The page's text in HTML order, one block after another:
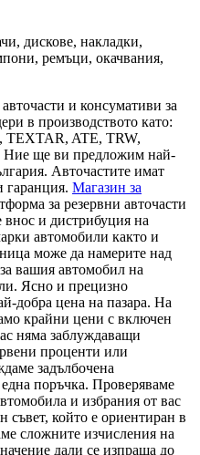
дискове, накладки,
ремъци, окачвания,
и консумативи за
в производството като:
ATE, TRW,
ще ви предложим най-
Авточастите имат
гаранция. Магазин за
за резервни авточасти
внос и дистрибуция на
автомобили както и
може да намерите над
за вашия автомобил на
Ясно и прецизно
добра цена на пазара. На
крайни цени с включен
няма заблуждаващи
проценти или
задълбочена
поръчка. Проверяваме
и избрания от вас
съвет, който е ориентиран в
сложните изчисления на
дали се изпраща до